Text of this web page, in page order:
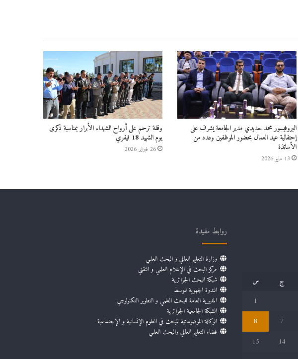
البروفيسور محمد حديدي مدير الجامعة يشرف على
إحتفالية عيد العمال بحضور الموظفين وعدد من
الأساتذة
13 مايو 2026
وقفة ترحم على أرواح الشهداء الأبرار بمناسبة ذكرى
يوم الشهيد 18 فيفري
26 فبراير 2026
ج
س
1
7
8
14
15
روابط مفيدة
وزارة التعليم العالي و البحث العلمي
مركز البحث في الإعلام العلمي و التقني
شبكة البحث الجزائرية
الندوة الجهوية للوسط
المديرية العامة للبحث العلمي و التطوير التكنولوجي
الشبكة الجامعية الجزائرية
الوكالة الموضوعاتية للبحث في العلوم الإنسانية و الإجتماعية
فضاء التعليم العالي والبحث العلمي